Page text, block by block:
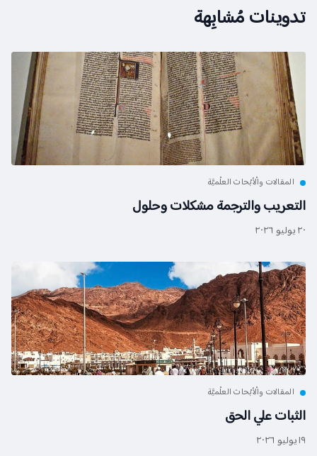
تدوينات مُشابِهة
المقالات والْأبْحاث العلْميَّة
التعريب والترجمة مشكلات وحلول
٢٠ يوليو ٢٠٢٦
المقالات والْأبْحاث العلْميَّة
الثبات علي الحق
١٩ يوليو ٢٠٢٦